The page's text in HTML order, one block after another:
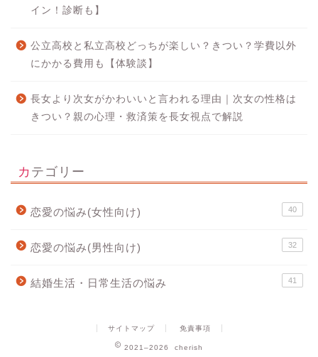
イン！診断も】
公立高校と私立高校どっちが楽しい？きつい？学費以外
にかかる費用も【体験談】
長女より次女がかわいいと言われる理由｜次女の性格は
きつい？親の心理・救済策を長女視点で解説
カテゴリー
恋愛の悩み(女性向け) 40
恋愛の悩み(男性向け) 32
結婚生活・日常生活の悩み 41
サイトマップ 免責事項
2021–2026 cherish